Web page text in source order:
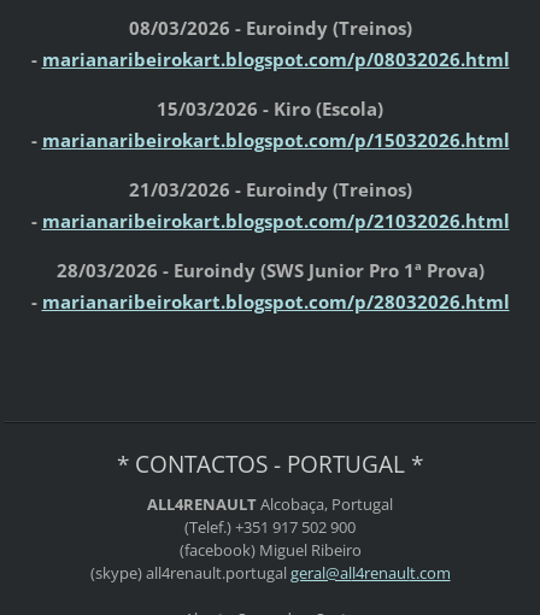
08/03/2026 - Euroindy (Treinos)
- marianaribeirokart.blogspot.com/p/08032026.html
15/03/2026 - Kiro (Escola)
- marianaribeirokart.blogspot.com/p/15032026.html
21/03/2026 - Euroindy (Treinos)
- marianaribeirokart.blogspot.com/p/21032026.html
28/03/2026 - Euroindy (SWS Junior Pro 1ª Prova)
- marianaribeirokart.blogspot.com/p/28032026.html
* CONTACTOS - PORTUGAL *
ALL4RENAULTAlcobaça, Portugal
(Telef.) +351 917 502 900
(facebook) Miguel Ribeiro
(skype) all4renault.portugal geral@all4renault.com